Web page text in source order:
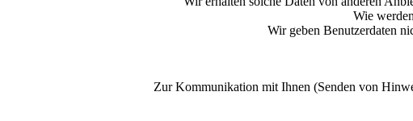
Wie
Wir geben Benutzerdaten
Zur Kommunikation mit Ihnen (Senden von